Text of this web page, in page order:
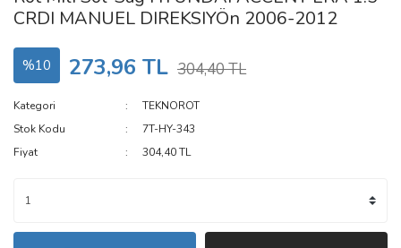
CRDI MANUEL DIREKSIYÖn 2006-2012
%10 273,96 TL 304,40 TL
Kategori
TEKNOROT
Stok Kodu
7T-HY-343
Fiyat
304,40 TL